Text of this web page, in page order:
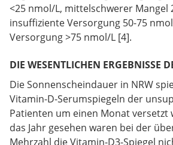
<25 nmol/L, mittelschwerer Mangel
insuffiziente Versorgung 50-75
Versorgung >75 nmol/L [4].
DIE WESENTLICHEN ERGEBNISSE
Die Sonnenscheindauer in NRW
Vitamin-D-Serumspiegeln der
Patienten um einen Monat versetzt
das Jahr gesehen waren bei der
Mehrzahl die Vitamin-D3-Spiegel